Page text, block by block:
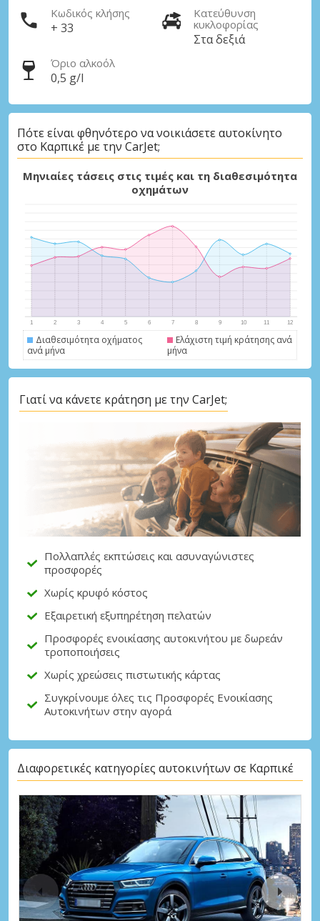
Αποκτήστε πρόσβαση σε αποκλειστικές
προσφορές συνεργατών
Σύνδεση με eLink
Κωδικός κλήσης
+ 33
Κατεύθυνση
κυκλοφορίας
Στα δεξιά
Όριο αλκοόλ
0,5 g/l
Πότε είναι φθηνότερο να νοικιάσετε αυτοκίνητο
στο Καρπικέ με την CarJet;
Μηνιαίες τάσεις στις τιμές και τη διαθεσιμότητα
οχημάτων
Διαθεσιμότητα οχήματος
ανά μήνα
Ελάχιστη τιμή κράτησης ανά
μήνα
Γιατί να κάνετε κράτηση με την CarJet;
Πολλαπλές εκπτώσεις και ασυναγώνιστες
προσφορές
Χωρίς κρυφό κόστος
Εξαιρετική εξυπηρέτηση πελατών
Προσφορές ενοικίασης αυτοκινήτου με δωρεάν
τροποποιήσεις
Χωρίς χρεώσεις πιστωτικής κάρτας
Συγκρίνουμε όλες τις Προσφορές Ενοικίασης
Αυτοκινήτων στην αγορά
Διαφορετικές κατηγορίες αυτοκινήτων σε Καρπικέ